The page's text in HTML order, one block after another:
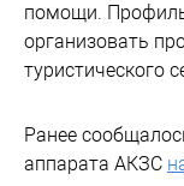
помощи.
организовать
туристического
Ранее
аппарата АКЗС